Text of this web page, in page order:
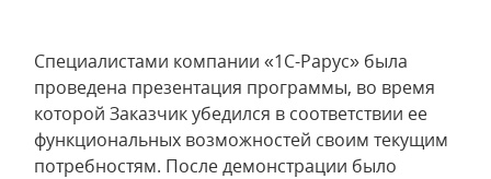
Специалистами компании «1С-Рарус» была
проведена презентация программы, во время
которой Заказчик убедился в соответствии ее
функциональных возможностей своим текущим
потребностям. После демонстрации было